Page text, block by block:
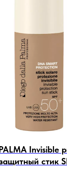
Invisible
стик